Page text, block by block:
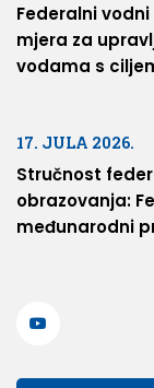
Federalni
mjera za
vodama s
17. JULA 2026.
Stručnost
obrazovanja:
međunarodni